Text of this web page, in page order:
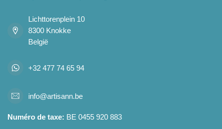
Lichttorenplein 10
8300 Knokke
België
+32 477 74 65 94
info@artisann.be
Numéro de taxe: BE 0455 920 883